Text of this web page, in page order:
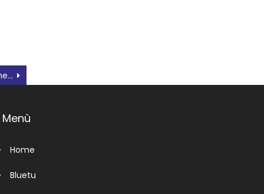
Riuscito lo sciopero dei metalmeccanici a Rovigo
Menù
Home
Bluetu